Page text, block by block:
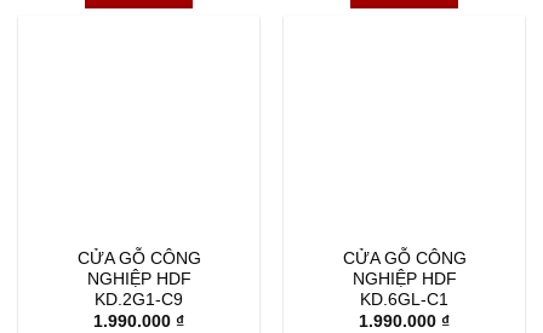
CỬA GỖ CÔNG
NGHIỆP HDF
KD.2G1-C9
1.990.000 ₫
CỬA GỖ CÔNG
NGHIỆP HDF
KD.6GL-C1
1.990.000 ₫